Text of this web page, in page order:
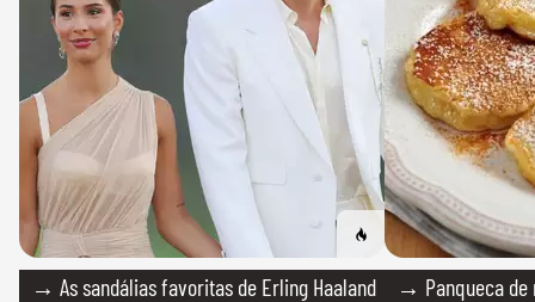
→ As sandálias favoritas de Erling Haaland
→ Panqueca de